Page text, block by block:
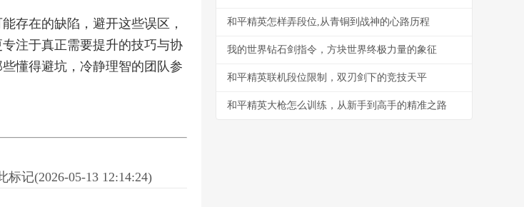
存在的缺陷，避开这些误区，
注于真正需要提升的技巧与协
懂得避坑，冷静理智的团队参
记(2026-05-13 12:14:24)
和平精英怎样弄段位,从青铜到战神的心路历程
我的世界钻石剑指令，方块世界终极力量的象征
和平精英联机段位限制，双刃剑下的竞技天平
和平精英大枪怎么训练，从新手到高手的精准之路